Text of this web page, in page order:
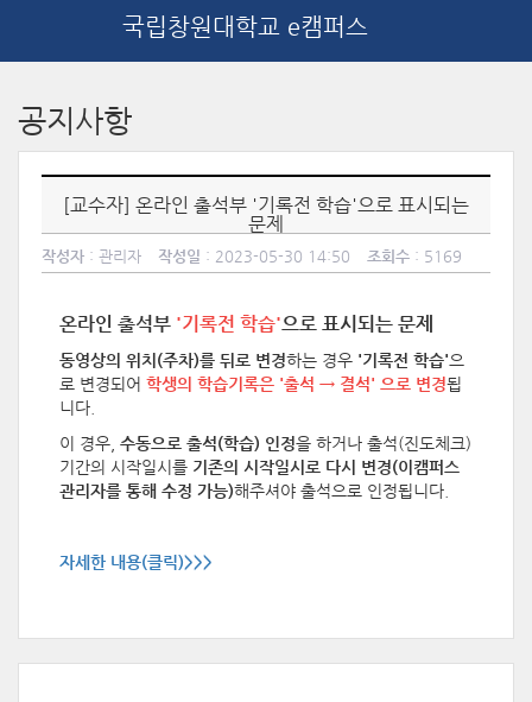
국립창원대학교 e캠퍼스
공지사항
[교수자] 온라인 출석부 '기록전 학습'으로 표시되는
문제
작성자 : 관리자 작성일 : 2023-05-30 14:50 조회수 : 5169
온라인 출석부 '기록전 학습'으로 표시되는 문제
동영상의 위치(주차)를 뒤로 변경하는 경우 '기록전 학습'으
로 변경되어 학생의 학습기록은 '출석 → 결석' 으로 변경됩
니다.
이 경우, 수동으로 출석(학습) 인정을 하거나 출석(진도체크)
기간의 시작일시를 기존의 시작일시로 다시 변경(이캠퍼스
관리자를 통해 수정 가능)해주셔야 출석으로 인정됩니다.
자세한 내용(클릭)>>>